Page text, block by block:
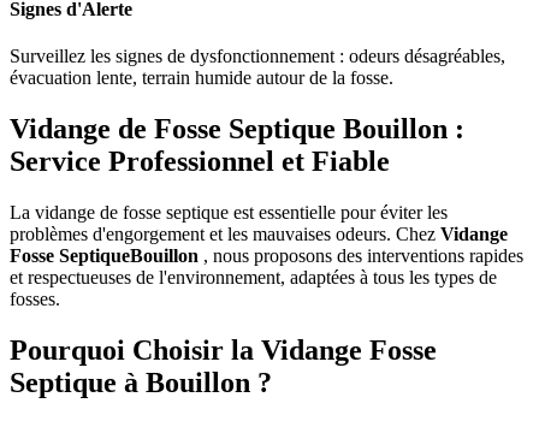
Signes d'Alerte
Surveillez les signes de dysfonctionnement : odeurs désagréables,
évacuation lente, terrain humide autour de la fosse.
Vidange de Fosse Septique Bouillon :
Service Professionnel et Fiable
La vidange de fosse septique est essentielle pour éviter les
problèmes d'engorgement et les mauvaises odeurs. Chez Vidange
Fosse SeptiqueBouillon , nous proposons des interventions rapides
et respectueuses de l'environnement, adaptées à tous les types de
fosses.
Pourquoi Choisir la Vidange Fosse
Septique à Bouillon ?